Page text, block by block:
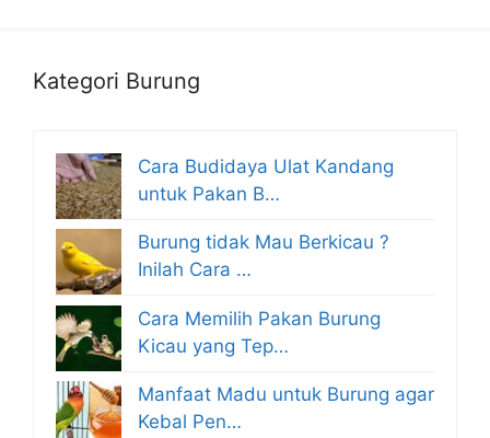
Kategori Burung
Cara Budidaya Ulat Kandang
untuk Pakan B…
Burung tidak Mau Berkicau ?
Inilah Cara …
Cara Memilih Pakan Burung
Kicau yang Tep…
Manfaat Madu untuk Burung agar
Kebal Pen…